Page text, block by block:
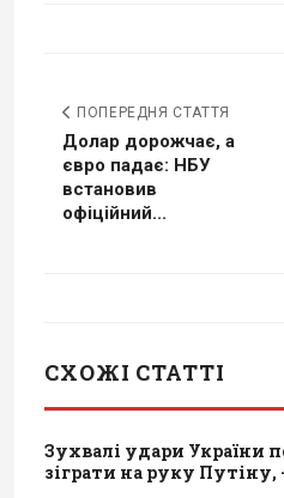
ПОПЕРЕДНЯ СТАТТЯ
Долар дорожчає, а
євро падає: НБУ
встановив
офіційний...
СХОЖІ СТАТТІ
Зухвалі удари України
зіграти на руку Путіну,